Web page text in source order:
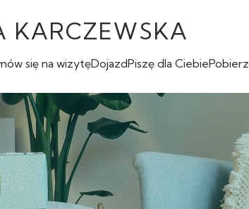
KARCZEWSKA
się na wizytęDojazdPiszę dla CiebiePobierz